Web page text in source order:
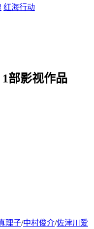
红海行动
1部影视作品
理子/中村俊介/佐津川爱